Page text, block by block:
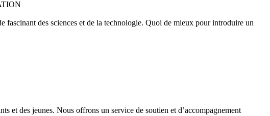
fascinant des sciences et de la technologie. Quoi de mieux pour introduire un
et des jeunes. Nous offrons un service de soutien et d’accompagnement